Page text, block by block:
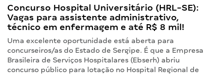
Concurso Hospital Universitário (HRL-SE):
Vagas para assistente administrativo,
técnico em enfermagem e até R$ 8 mil!
Uma excelente oportunidade está aberta para
concurseiros/as do Estado de Sergipe. É que a Empresa
Brasileira de Serviços Hospitalares (Ebserh) abriu
concurso público para lotação no Hospital Regional de